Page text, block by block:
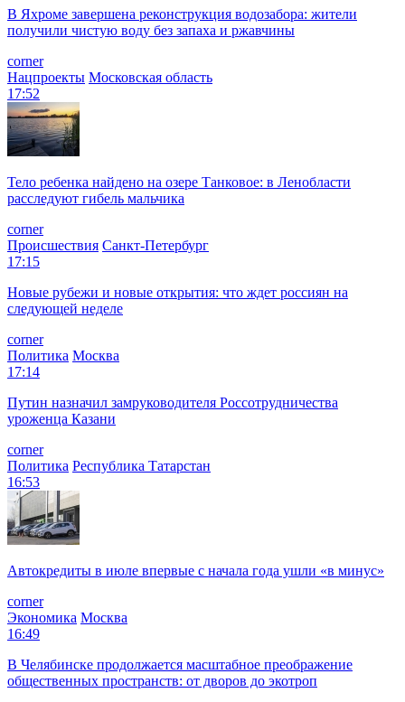
В Яхроме завершена реконструкция водозабора: жители
получили чистую воду без запаха и ржавчины
corner
Нацпроекты Московская область
17:52
Тело ребенка найдено на озере Танковое: в Ленобласти
расследуют гибель мальчика
corner
Происшествия Санкт-Петербург
17:15
Новые рубежи и новые открытия: что ждет россиян на
следующей неделе
corner
Политика Москва
17:14
Путин назначил замруководителя Россотрудничества
уроженца Казани
corner
Политика Республика Татарстан
16:53
Автокредиты в июле впервые с начала года ушли «в минус»
corner
Экономика Москва
16:49
В Челябинске продолжается масштабное преображение
общественных пространств: от дворов до экотроп